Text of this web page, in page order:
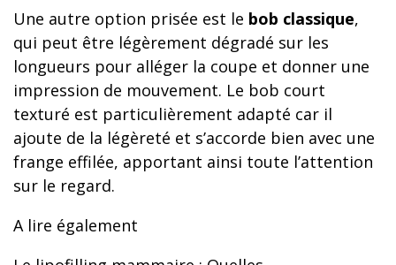
Une autre option prisée est le bob classique,
qui peut être légèrement dégradé sur les
longueurs pour alléger la coupe et donner une
impression de mouvement. Le bob court
texturé est particulièrement adapté car il
ajoute de la légèreté et s’accorde bien avec une
frange effilée, apportant ainsi toute l’attention
sur le regard.
A lire également